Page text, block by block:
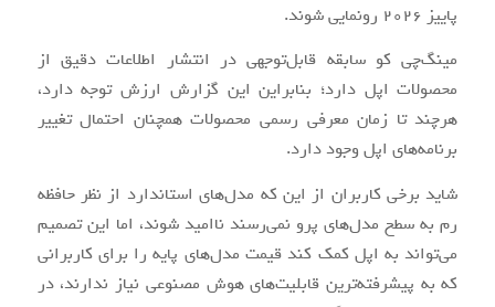
پاییز 2026 رونمایی شوند.
مینگ‌چی کو سابقه قابل‌توجهی در انتشار اطلاعات دقیق از
محصولات اپل دارد؛ بنابراین این گزارش ارزش توجه دارد،
هرچند تا زمان معرفی رسمی محصولات همچنان احتمال تغییر
برنامه‌های اپل وجود دارد.
شاید برخی کاربران از این که مدل‌های استاندارد از نظر حافظه
رم به سطح مدل‌های پرو نمی‌رسند ناامید شوند، اما این تصمیم
می‌تواند به اپل کمک کند قیمت مدل‌های پایه را برای کاربرانی
که به پیشرفته‌ترین قابلیت‌های هوش مصنوعی نیاز ندارند، در